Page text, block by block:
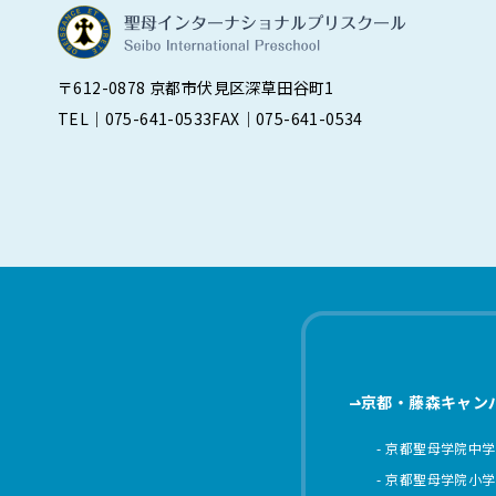
〒612-0878 京都市伏見区深草田谷町1
TEL｜075-641-0533FAX｜075-641-0534
京都・藤森キャン
京都聖母学院中
京都聖母学院小